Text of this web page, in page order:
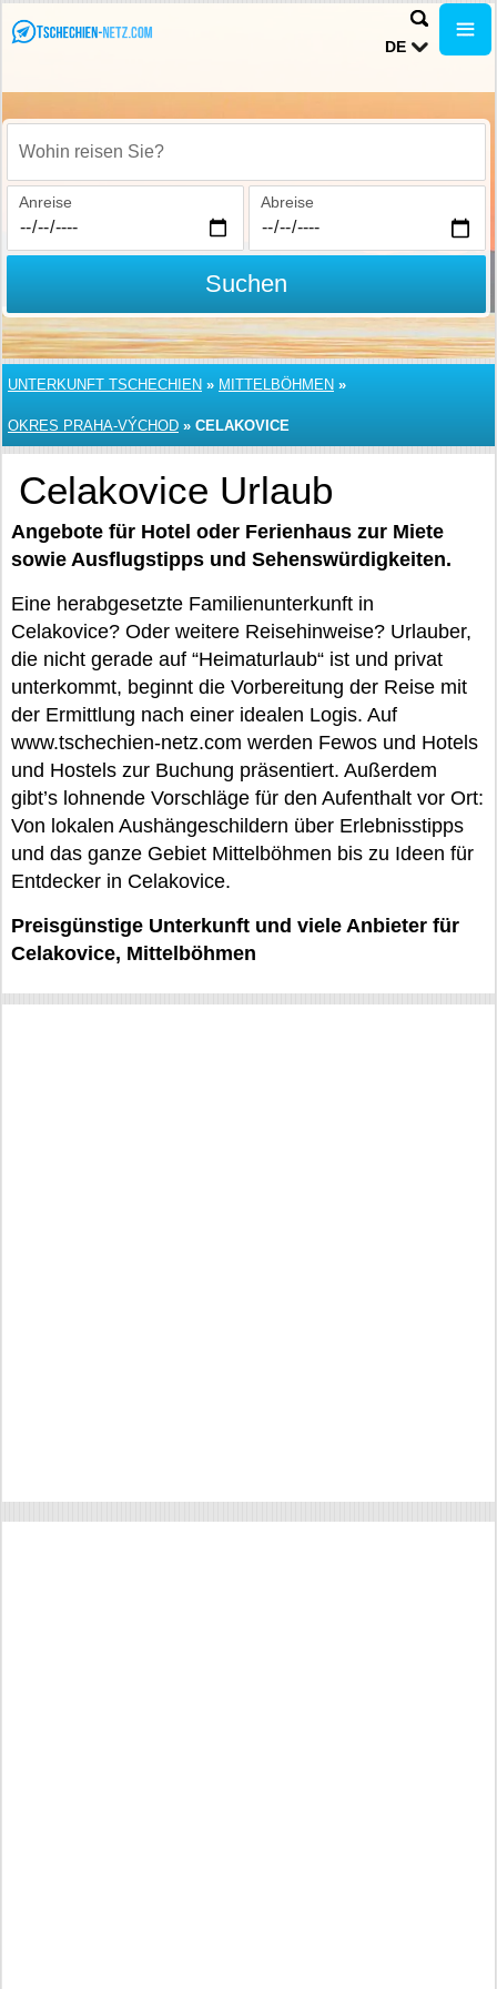
DE
Wohin reisen Sie?
Anreise Abreise
Suchen
UNTERKUNFT TSCHECHIEN » MITTELBÖHMEN »
OKRES PRAHA-VÝCHOD » CELAKOVICE
Celakovice Urlaub
Angebote für Hotel oder Ferienhaus zur Miete
sowie Ausflugstipps und Sehenswürdigkeiten.
Eine herabgesetzte Familienunterkunft in
Celakovice? Oder weitere Reisehinweise? Urlauber,
die nicht gerade auf “Heimaturlaub“ ist und privat
unterkommt, beginnt die Vorbereitung der Reise mit
der Ermittlung nach einer idealen Logis. Auf
www.tschechien-netz.com werden Fewos und Hotels
und Hostels zur Buchung präsentiert. Außerdem
gibt’s lohnende Vorschläge für den Aufenthalt vor Ort:
Von lokalen Aushängeschildern über Erlebnisstipps
und das ganze Gebiet Mittelböhmen bis zu Ideen für
Entdecker in Celakovice.
Preisgünstige Unterkunft und viele Anbieter für
Celakovice, Mittelböhmen